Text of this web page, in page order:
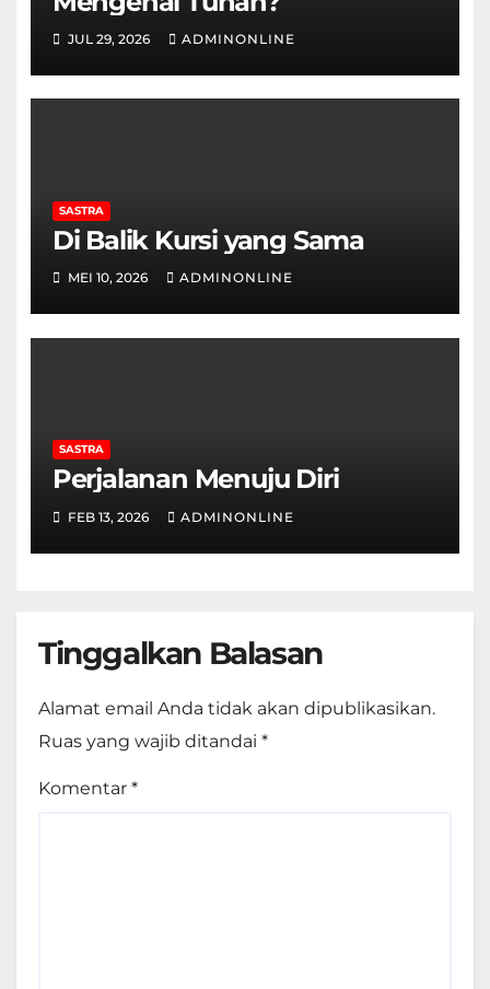
JUL 29, 2026 ADMINONLINE
SASTRA
Di Balik Kursi yang Sama
MEI 10, 2026 ADMINONLINE
SASTRA
Perjalanan Menuju Diri
FEB 13, 2026 ADMINONLINE
Tinggalkan Balasan
Alamat email Anda tidak akan dipublikasikan.
Ruas yang wajib ditandai *
Komentar *